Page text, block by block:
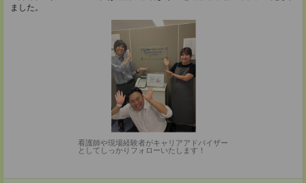
ました。
看護師や現場経験者がキャリアアドバイザー
としてしっかりフォローいたします！